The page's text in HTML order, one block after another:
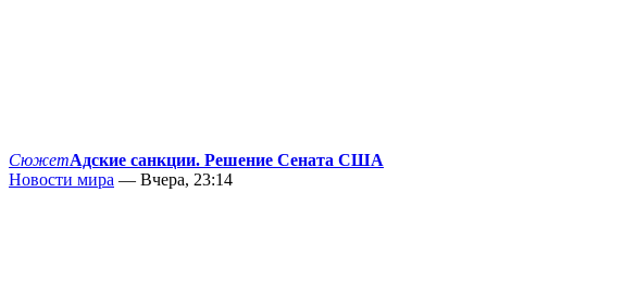
СюжетАдские санкции. Решение Сената США
Новости мира — Вчера, 23:14